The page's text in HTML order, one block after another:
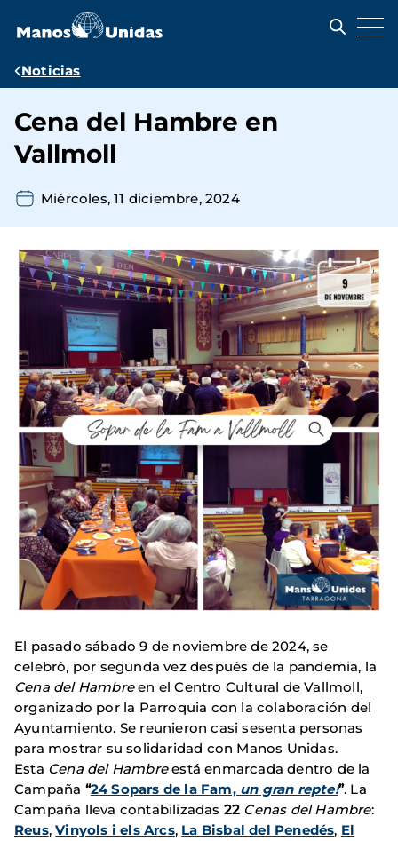
contenido
Ruta
navegación
Noticias
Cena del Hambre en
Vallmoll
Miércoles, 11 diciembre, 2024
El pasado sábado 9 de noviembre de 2024, se
celebró, por segunda vez después de la pandemia, la
Cena del Hambreen el Centro Cultural de Vallmoll,
organizado por la Parroquia con la colaboración del
Ayuntamiento. Se reunieron casi sesenta personas
para mostrar su solidaridad con Manos Unidas.
Esta Cena del Hambreestá enmarcada dentro de la
Campaña “24 Sopars de la Fam, un gran repte!”. La
Campaña lleva contabilizadas 22 Cenas del Hambre:
Reus,Vinyols i els Arcs, La Bisbal del Penedés, El